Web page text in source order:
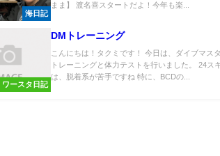
海日記
まま】 渡名喜スタートだよ！今年も楽...
ワースタ日記
DMトレーニング
こんにちは！タクミです！ 今日は、ダイブマス
トレーニングと体力テストを行いました。 24ス
は、脱着系が苦手ですね 特に、BCDの...